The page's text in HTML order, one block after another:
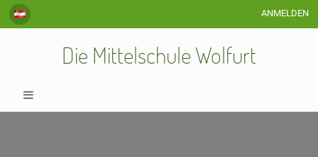
ANMELDEN
Die Mittelschule Wolfurt